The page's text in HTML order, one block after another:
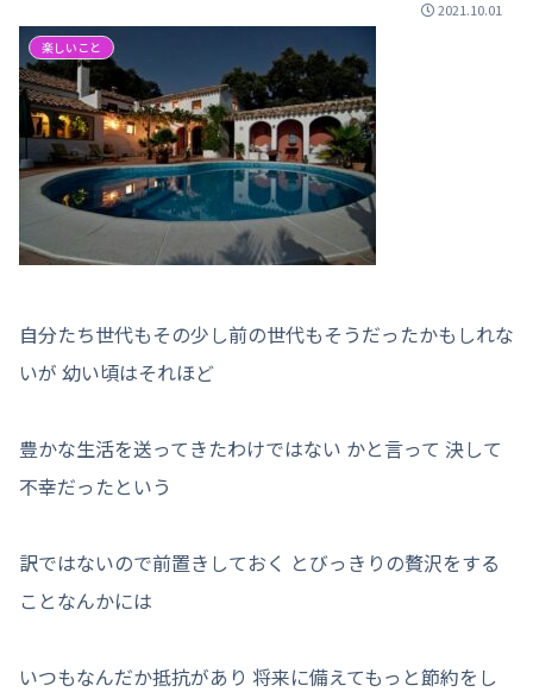
2021.10.01
楽しいこと
自分たち世代もその少し前の世代もそうだったかもしれな
いが 幼い頃はそれほど
豊かな生活を送ってきたわけではない かと言って 決して
不幸だったという
訳ではないので前置きしておく とびっきりの贅沢をする
ことなんかには
いつもなんだか抵抗があり 将来に備えてもっと節約をし